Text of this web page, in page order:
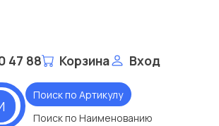
47 88 Корзина Вход
Поиск по Артикулу
Поиск по Наименованию